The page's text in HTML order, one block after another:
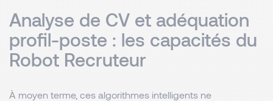
Analyse de CV et adéquation
profil-poste : les capacités du
Robot Recruteur
À moyen terme, ces algorithmes intelligents ne